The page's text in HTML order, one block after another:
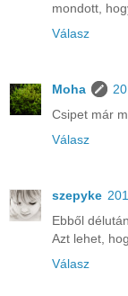
mondott,
Válasz
Moha
Csipet már
Válasz
szepyke
Ebből
Azt lehet,
Válasz